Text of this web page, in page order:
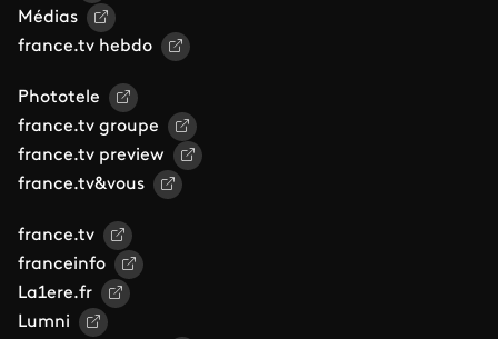
Médias
france.tv hebdo
Phototele
france.tv groupe
france.tv preview
france.tv&vous
france.tv
franceinfo
La1ere.fr
Lumni